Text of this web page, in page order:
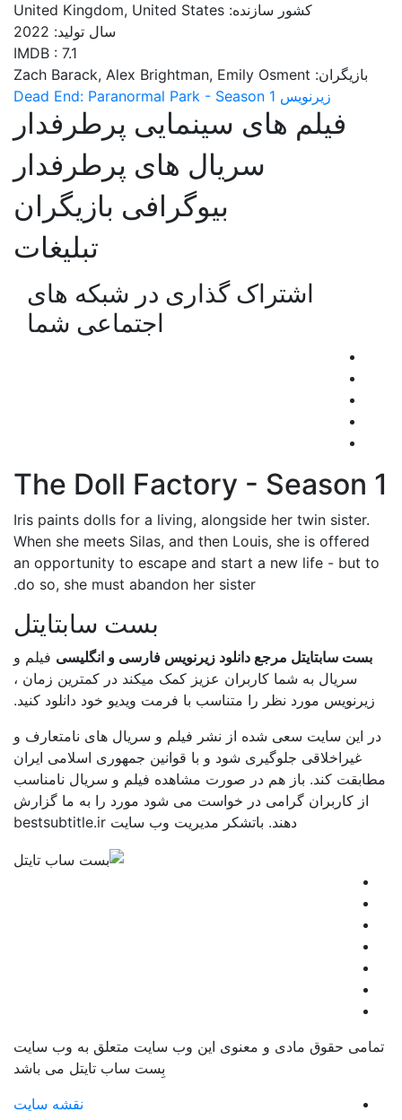
فیلم های سینمایی پرطرفدار
سریال های پرطرفدار
بیوگرافی بازیگران
تبلیغات
کشور سازنده: United Kingdom, United States
سال تولید: 2022
IMDB : 7.1
بازیگران: Zach Barack, Alex Brightman, Emily Osment
زیرنویس Dead End: Paranormal Park - Season 1
اشتراک گذاری در شبکه های
اجتماعی شما
The Doll Factory - Season 1
Iris paints dolls for a living, alongside her twin sister.
When she meets Silas, and then Louis, she is offered
an opportunity to escape and start a new life - but to
do so, she must abandon her sister.
بست سابتایتل
بست سابتایتل مرجع دانلود زیرنویس فارسی و انگلیسی فیلم و
سریال به شما کاربران عزیز کمک میکند در کمترین زمان ،
زیرنویس مورد نظر را متناسب با فرمت ویدیو خود دانلود کنید.
در این سایت سعی شده از نشر فیلم و سریال های نامتعارف و
غیراخلاقی جلوگیری شود و با قوانین جمهوری اسلامی ایران
مطابقت کند. باز هم در صورت مشاهده فیلم و سریال نامناسب
از کاربران گرامی در خواست می شود مورد را به ما گزارش
دهند. باتشکر مدیریت وب سایت bestsubtitle.ir
تمامی حقوق مادی و معنوی این وب سایت متعلق به وب سایت
بِست ساب تایتل می باشد
نقشه سایت